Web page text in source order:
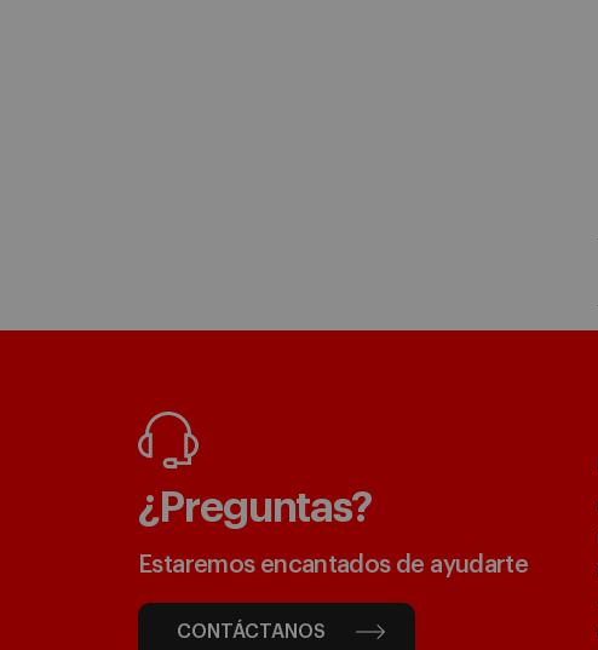
¿Preguntas?
Estaremos encantados de ayudarte
CONTÁCTANOS